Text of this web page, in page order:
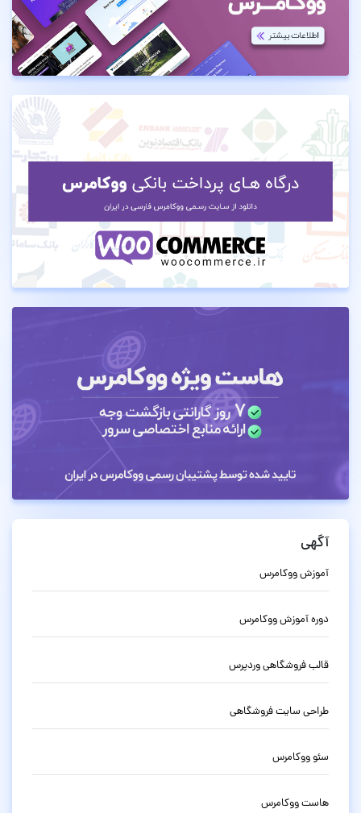
آگهی
آموزش ووکامرس
دوره آموزش ووکامرس
قالب فروشگاهی وردپرس
طراحی سایت فروشگاهی
سئو ووکامرس
هاست ووکامرس